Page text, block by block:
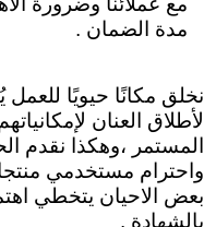
مدة الضمان .
نخلق مكانًا حيويًا
لأطلاق العنان
المستمر ،وهكذا نقدم
واحترام مستخدمي
بعض الاحيان يتخطي
بالشهادة .